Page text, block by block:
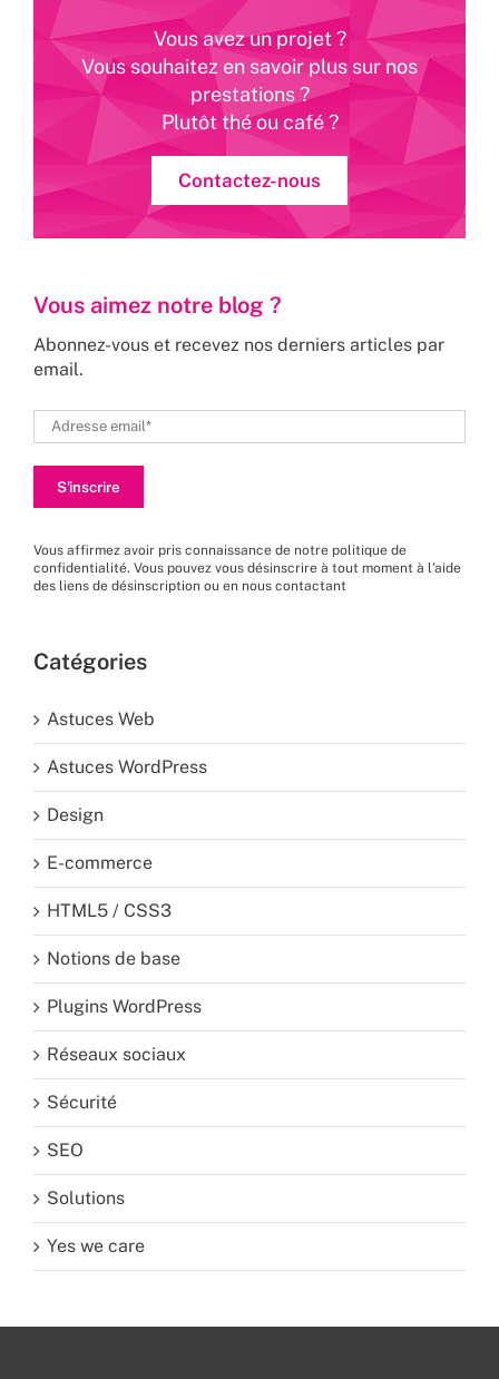
Vous avez un projet ?
Vous souhaitez en savoir plus sur nos
prestations ?
Plutôt thé ou café ?
Contactez-nous
Vous aimez notre blog ?
Abonnez-vous et recevez nos derniers articles par
email.
Vous affirmez avoir pris connaissance de notre politique de
confidentialité. Vous pouvez vous désinscrire à tout moment à l’aide
des liens de désinscription ou en nous contactant
Catégories
Astuces Web
Astuces WordPress
Design
E-commerce
HTML5 / CSS3
Notions de base
Plugins WordPress
Réseaux sociaux
Sécurité
SEO
Solutions
Yes we care